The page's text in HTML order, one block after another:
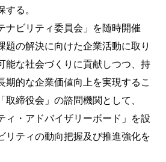
る。
ナビリティ委員会」を随時開催
題の解決に向けた企業活動に取り
能な社会づくりに貢献しつつ、持
期的な企業価値向上を実現するこ
取締役会」の諮問機関として、
ィ・アドバイザリーボード」を設
リティの動向把握及び推進強化を